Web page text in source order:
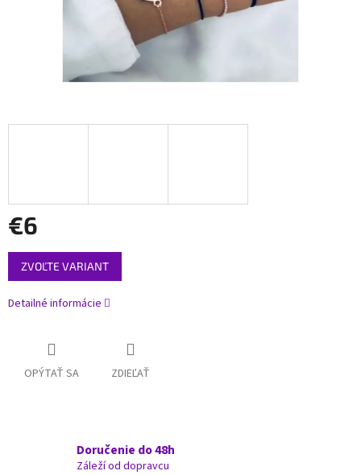
€6
Jednotková
cena:
ZVOĽTE VARIANT
Detailné informácie
OPÝTAŤ SA ZDIEĽAŤ
Doručenie do 48h
Záleží od dopravcu